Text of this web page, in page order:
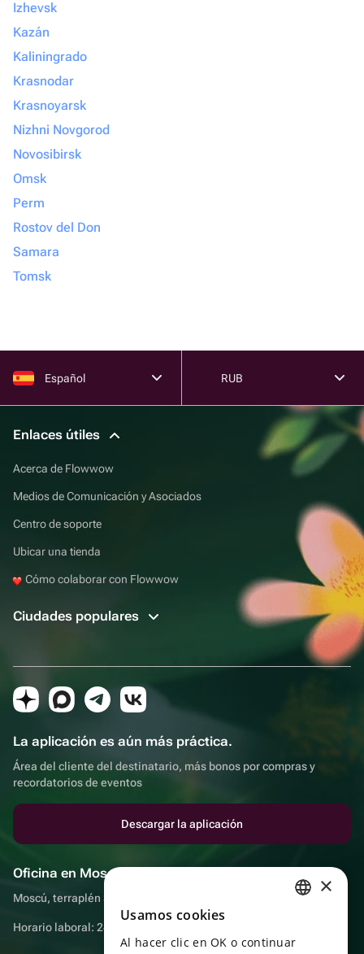
Izhevsk
Kazán
Kaliningrado
Krasnodar
Krasnoyarsk
Nizhni Novgorod
Novosibirsk
Omsk
Perm
Rostov del Don
Samara
Tomsk
Español RUB
Enlaces útiles
Acerca de Flowwow
Medios de Comunicación y Asociados
Centro de soporte
Ubicar una tienda
Cómo colaborar con Flowwow
Ciudades populares
La aplicación es aún más práctica.
Área del cliente del destinatario, más bonos por compras y
recordatorios de eventos
Descargar la aplicación
Oficina en Moscú
Moscú, terraplén Sadovnicheskaya, 9, sala 2/3
Horario laboral: 24 horas
ENGLISH
×
Usamos cookies
Al hacer clic en OK o continuar